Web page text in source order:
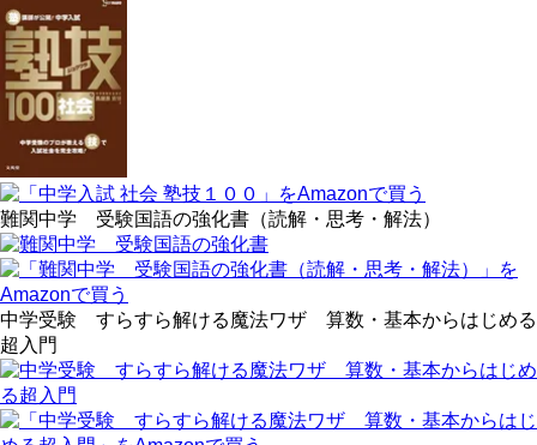
難関中学 受験国語の強化書（読解・思考・解法）
中学受験 すらすら解ける魔法ワザ 算数・基本からはじめる
超入門